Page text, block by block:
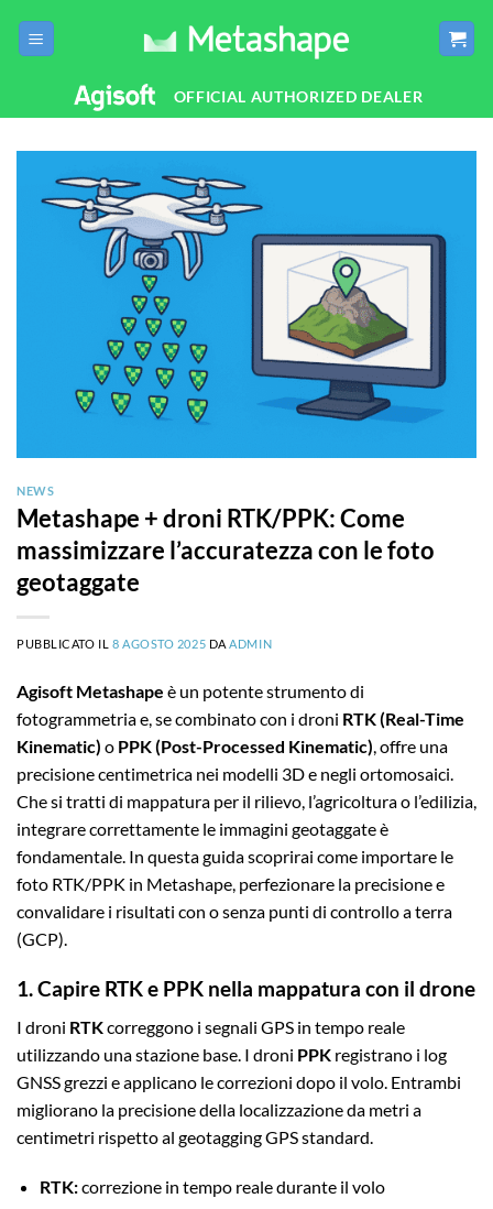
OFFICIAL AUTHORIZED DEALER
NEWS
Metashape + droni RTK/PPK: Come
massimizzare l’accuratezza con le foto
geotaggate
PUBBLICATO IL 8 AGOSTO 2025 DAADMIN
Agisoft Metashape è un potente strumento di
fotogrammetria e, se combinato con i droni RTK (Real-Time
Kinematic) o PPK (Post-Processed Kinematic), offre una
precisione centimetrica nei modelli 3D e negli ortomosaici.
Che si tratti di mappatura per il rilievo, l’agricoltura o l’edilizia,
integrare correttamente le immagini geotaggate è
fondamentale. In questa guida scoprirai come importare le
foto RTK/PPK in Metashape, perfezionare la precisione e
convalidare i risultati con o senza punti di controllo a terra
(GCP).
1. Capire RTK e PPK nella mappatura con il drone
I droni RTKcorreggono i segnali GPS in tempo reale
utilizzando una stazione base. I droni PPK registrano i log
GNSS grezzi e applicano le correzioni dopo il volo. Entrambi
migliorano la precisione della localizzazione da metri a
centimetri rispetto al geotagging GPS standard.
RTK:correzione in tempo reale durante il volo